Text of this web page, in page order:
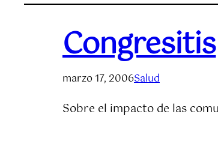
Congresitis
marzo 17, 2006Salud
Sobre el impacto de las